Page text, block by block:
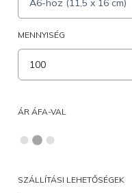
A6-hoz (11,5 x 16 cm)
MENNYISÉG
ÁR ÁFA-VAL
SZÁLLÍTÁSI LEHETŐSÉGEK